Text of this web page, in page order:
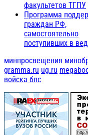
факультетов ТГПУ
Программа
граждан РФ,
самостоятельно
поступивших в
минпросвещения
gramma.ru ug.ru
войска бпс